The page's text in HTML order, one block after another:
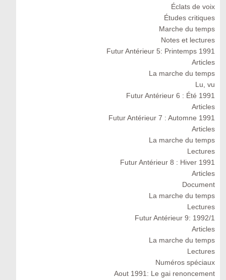
Éclats de voix
Études critiques
Marche du temps
Notes et lectures
Futur Antérieur 5: Printemps 1991
Articles
La marche du temps
Lu, vu
Futur Antérieur 6 : Été 1991
Articles
Futur Antérieur 7 : Automne 1991
Articles
La marche du temps
Lectures
Futur Antérieur 8 : Hiver 1991
Articles
Document
La marche du temps
Lectures
Futur Antérieur 9: 1992/1
Articles
La marche du temps
Lectures
Numéros spéciaux
Aout 1991: Le gai renoncement